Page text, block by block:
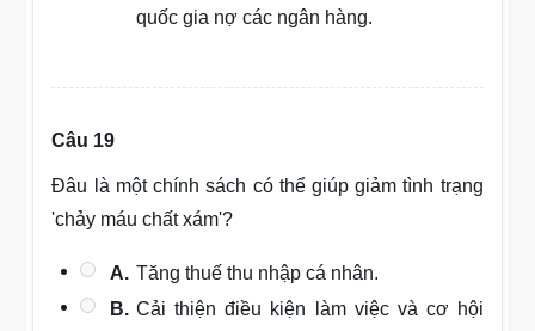
quốc gia nợ các ngân hàng.
Câu 19
Đâu là một chính sách có thể giúp giảm tình trạng
'chảy máu chất xám'?
A. Tăng thuế thu nhập cá nhân.
B. Cải thiện điều kiện làm việc và cơ hội